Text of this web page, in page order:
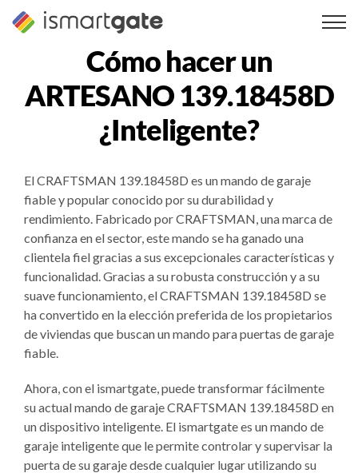
Cómo hacer un
ARTESANO 139.18458D
¿Inteligente?
El CRAFTSMAN 139.18458D es un mando de garaje
fiable y popular conocido por su durabilidad y
rendimiento. Fabricado por CRAFTSMAN, una marca de
confianza en el sector, este mando se ha ganado una
clientela fiel gracias a sus excepcionales características y
funcionalidad. Gracias a su robusta construcción y a su
suave funcionamiento, el CRAFTSMAN 139.18458D se
ha convertido en la elección preferida de los propietarios
de viviendas que buscan un mando para puertas de garaje
fiable.
Ahora, con el ismartgate, puede transformar fácilmente
su actual mando de garaje CRAFTSMAN 139.18458D en
un dispositivo inteligente. El ismartgate es un mando de
garaje inteligente que le permite controlar y supervisar la
puerta de su garaje desde cualquier lugar utilizando su